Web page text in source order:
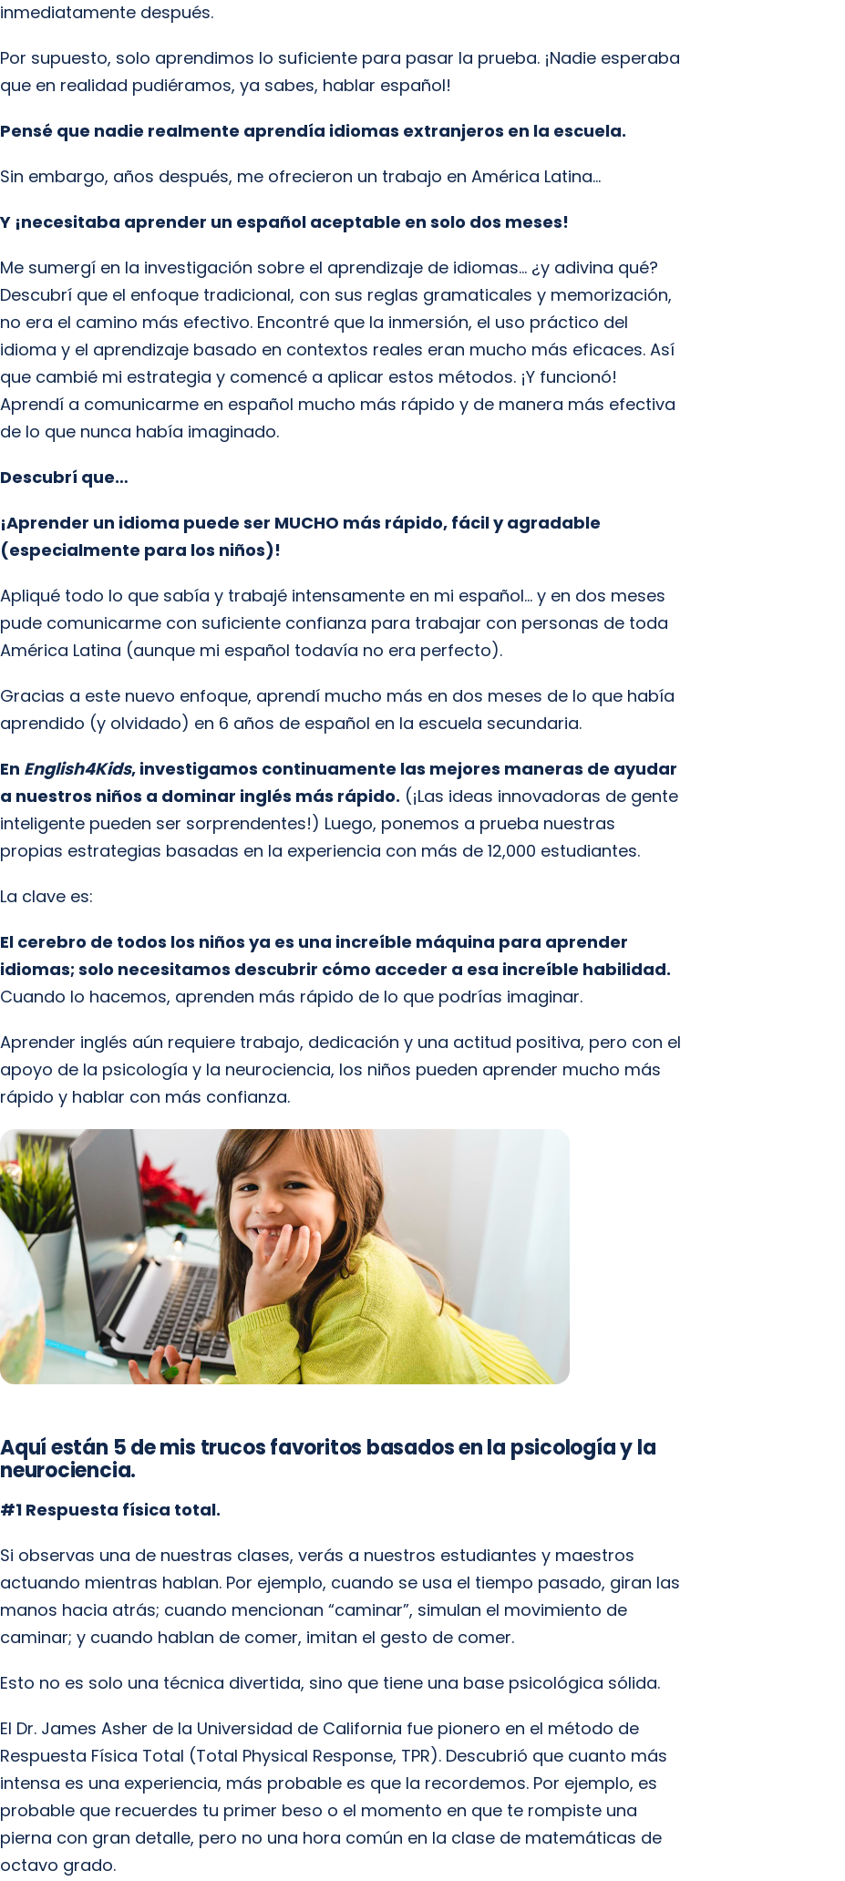
inmediatamente después.
Por supuesto, solo aprendimos lo suficiente para pasar la prueba. ¡Nadie esperaba
que en realidad pudiéramos, ya sabes, hablar español!
Pensé que nadie realmente aprendía idiomas extranjeros en la escuela.
Sin embargo, años después, me ofrecieron un trabajo en América Latina…
Y ¡necesitaba aprender un español aceptable en solo dos meses!
Me sumergí en la investigación sobre el aprendizaje de idiomas… ¿y adivina qué?
Descubrí que el enfoque tradicional, con sus reglas gramaticales y memorización,
no era el camino más efectivo. Encontré que la inmersión, el uso práctico del
idioma y el aprendizaje basado en contextos reales eran mucho más eficaces. Así
que cambié mi estrategia y comencé a aplicar estos métodos. ¡Y funcionó!
Aprendí a comunicarme en español mucho más rápido y de manera más efectiva
de lo que nunca había imaginado.
Descubrí que…
¡Aprender un idioma puede ser MUCHO más rápido, fácil y agradable
(especialmente para los niños)!
Apliqué todo lo que sabía y trabajé intensamente en mi español… y en dos meses
pude comunicarme con suficiente confianza para trabajar con personas de toda
América Latina (aunque mi español todavía no era perfecto).
Gracias a este nuevo enfoque, aprendí mucho más en dos meses de lo que había
aprendido (y olvidado) en 6 años de español en la escuela secundaria.
En English4Kids, investigamos continuamente las mejores maneras de ayudar
a nuestros niños a dominar inglés más rápido. (¡Las ideas innovadoras de gente
inteligente pueden ser sorprendentes!) Luego, ponemos a prueba nuestras
propias estrategias basadas en la experiencia con más de 12,000 estudiantes.
La clave es:
El cerebro de todos los niños ya es una increíble máquina para aprender
idiomas; solo necesitamos descubrir cómo acceder a esa increíble habilidad.
Cuando lo hacemos, aprenden más rápido de lo que podrías imaginar.
Aprender inglés aún requiere trabajo, dedicación y una actitud positiva, pero con el
apoyo de la psicología y la neurociencia, los niños pueden aprender mucho más
rápido y hablar con más confianza.
Aquí están 5 de mis trucos favoritos basados en la psicología y la
neurociencia.
#1 Respuesta física total.
Si observas una de nuestras clases, verás a nuestros estudiantes y maestros
actuando mientras hablan. Por ejemplo, cuando se usa el tiempo pasado, giran las
manos hacia atrás; cuando mencionan “caminar”, simulan el movimiento de
caminar; y cuando hablan de comer, imitan el gesto de comer.
Esto no es solo una técnica divertida, sino que tiene una base psicológica sólida.
El Dr. James Asher de la Universidad de California fue pionero en el método de
Respuesta Física Total (Total Physical Response, TPR). Descubrió que cuanto más
intensa es una experiencia, más probable es que la recordemos. Por ejemplo, es
probable que recuerdes tu primer beso o el momento en que te rompiste una
pierna con gran detalle, pero no una hora común en la clase de matemáticas de
octavo grado.